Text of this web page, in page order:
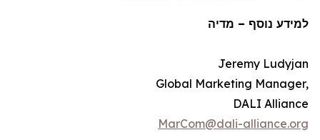
למידע נוסף – מדיה
Jeremy Ludyjan
Global Marketing Manager,
DALI Alliance
MarCom@dali-alliance.org